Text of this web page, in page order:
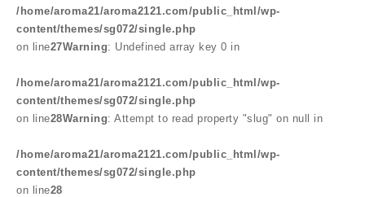
/home/aroma21/aroma2121.com/public_html/wp-
content/themes/sg072/single.php
on line27Warning: Undefined array key 0 in
/home/aroma21/aroma2121.com/public_html/wp-
content/themes/sg072/single.php
on line28Warning: Attempt to read property "slug" on null in
/home/aroma21/aroma2121.com/public_html/wp-
content/themes/sg072/single.php
on line28